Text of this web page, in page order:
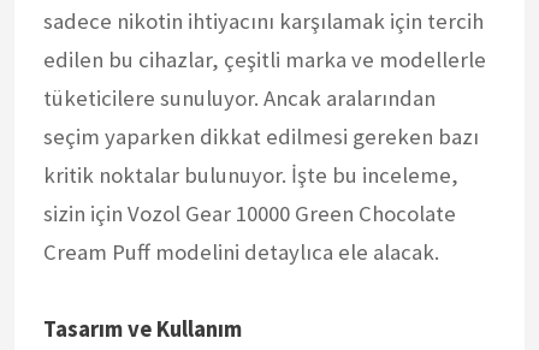
sadece nikotin ihtiyacını karşılamak için tercih
edilen bu cihazlar, çeşitli marka ve modellerle
tüketicilere sunuluyor. Ancak aralarından
seçim yaparken dikkat edilmesi gereken bazı
kritik noktalar bulunuyor. İşte bu inceleme,
sizin için Vozol Gear 10000 Green Chocolate
Cream Puff modelini detaylıca ele alacak.
Tasarım ve Kullanım